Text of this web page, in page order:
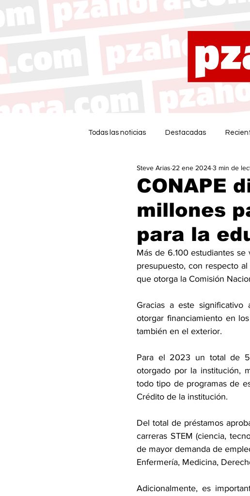
Todas las noticias Destacadas
CONAPE
millones
para la
Steve Arias 22 ene 20243 min de
Más de 6.100 estudiantes
presupuesto, con respecto
que otorga la Comisión
Gracias a este significativo
otorgar financiamiento en
también en el exterior.
Para el 2023 un total de
otorgado por la institución,
todo tipo de programas de
Crédito de la institución.
Del total de préstamos
carreras STEM (ciencia,
de mayor demanda de
Enfermería, Medicina,
Adicionalmente, es